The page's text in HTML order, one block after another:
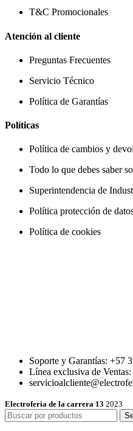
T&C Promocionales
Atención al cliente
Preguntas Frecuentes
Servicio Técnico
Política de Garantías
Políticas
Política de cambios y
Todo lo que debes saber
Superintendencia de
Política protección de
Política de cookies
Soporte y Garantías: +57
Línea exclusiva de
Electroferia de la carrera 13 2023